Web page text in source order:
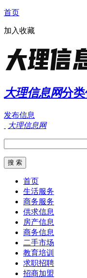
首页
加入收藏
大理信息网分
发布信息
大理信息网
首页
生活服务
商务服务
供求信息
房产信息
商务信息
二手市场
教育培训
求职招聘
招商加盟